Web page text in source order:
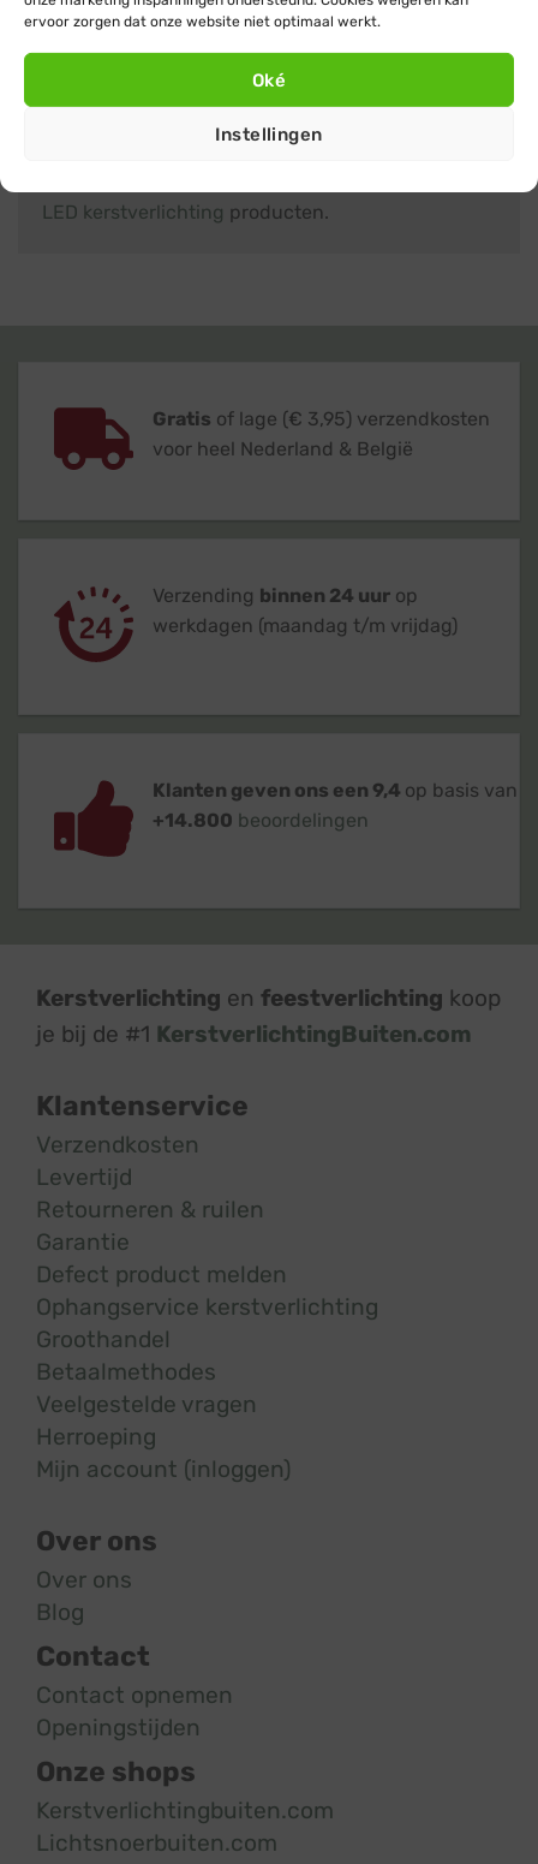
ervoor zorgen dat onze website niet optimaal werkt.
Oké
Instellingen
Hulp nodig?
Heb je nog vragen over kerstverlichting met groen
met ons op, we helpen je graag met
LED kerstverlichting producten.
Gratis of lage (€ 3,95) verzendkosten
voor heel Nederland & België
Verzending binnen 24 uur op
werkdagen (maandag t/m vrijdag)
Klanten geven ons een 9,4 op basis van
+14.800 beoordelingen
Kerstverlichting en feestverlichting koop
je bij de #1 KerstverlichtingBuiten.com
Klantenservice
Verzendkosten
Levertijd
Retourneren & ruilen
Garantie
Defect product melden
Ophangservice kerstverlichting
Groothandel
Betaalmethodes
Veelgestelde vragen
Herroeping
Mijn account (inloggen)
Over ons
Over ons
Blog
Contact
Contact opnemen
Openingstijden
Onze shops
Kerstverlichtingbuiten.com
Lichtsnoerbuiten.com